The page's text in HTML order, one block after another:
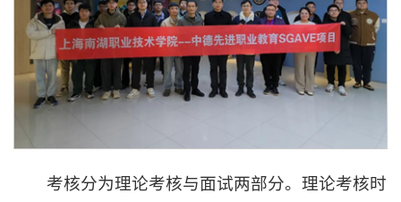
考核分为理论考核与面试两部分。理论考核时